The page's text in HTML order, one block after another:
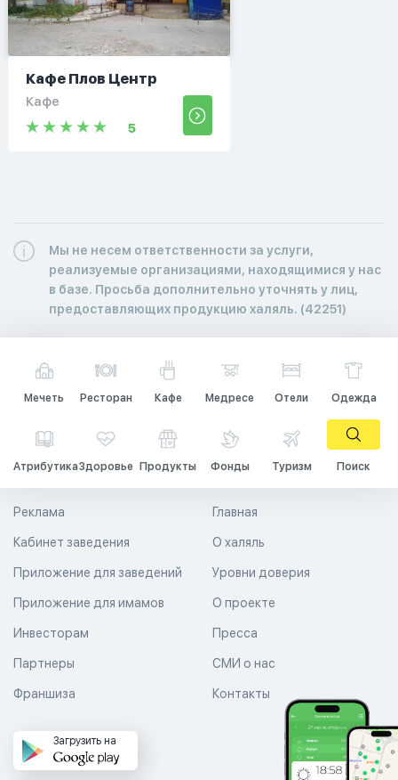
Кафе Плов Центр
Кафе
5
Мы не несем ответственности за услуги,
реализуемые организациями, находящимися у нас
в базе. Просьба дополнительно уточнять у лиц,
предоставляющих продукцию халяль. (42251)
Мечеть Ресторан Кафе Медресе Отели Одежда
АтрибутикаЗдоровье Продукты Фонды Туризм Поиск
Главная
О халяль
Уровни доверия
Реклама
Кабинет заведения
Приложение для заведений
Приложение для имамов О проекте
Пресса
СМИ о нас
Контакты
Инвесторам
Партнеры
Франшиза
Загрузить на